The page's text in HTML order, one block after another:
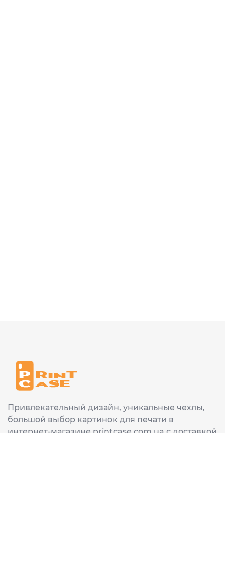
Привлекательный дизайн, уникальные чехлы,
большой выбор картинок для печати в
интернет-магазине printcase.com.ua с доставкой